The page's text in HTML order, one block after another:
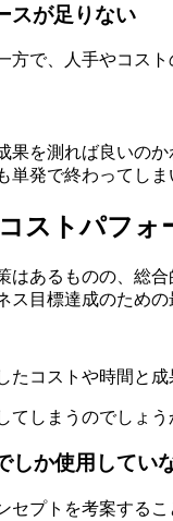
スが足りない
方で、人手やコス
果を測れば良いの
発で終わってしま
ストパフォ
はあるものの、総
目標達成のための
たコストや時間と
しまうのでしょ
しか使用してい
プトを考案する